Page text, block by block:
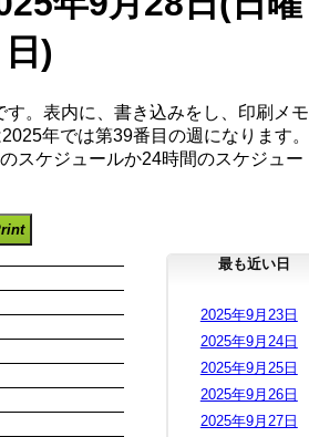
日)
。表内に、書き込みをし、印刷メモ
年では第39番目の週になります。
スケジュールか24時間のスケジュー
最も近い日
2025年9月23日
2025年9月24日
2025年9月25日
2025年9月26日
2025年9月27日